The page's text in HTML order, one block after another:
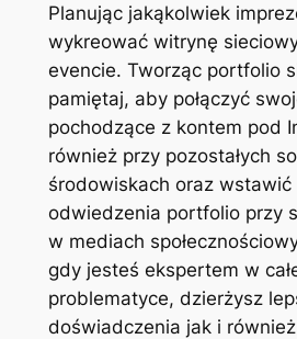
Planując jakąkolwiek
wykreować witrynę
evencie. Tworząc portfolio
pamiętaj, aby połączyć
pochodzące z kontem pod
również przy pozostałych
środowiskach oraz
odwiedzenia portfolio przy
w mediach
gdy jesteś ekspertem w
problematyce, dzierżysz
doświadczenia jak i